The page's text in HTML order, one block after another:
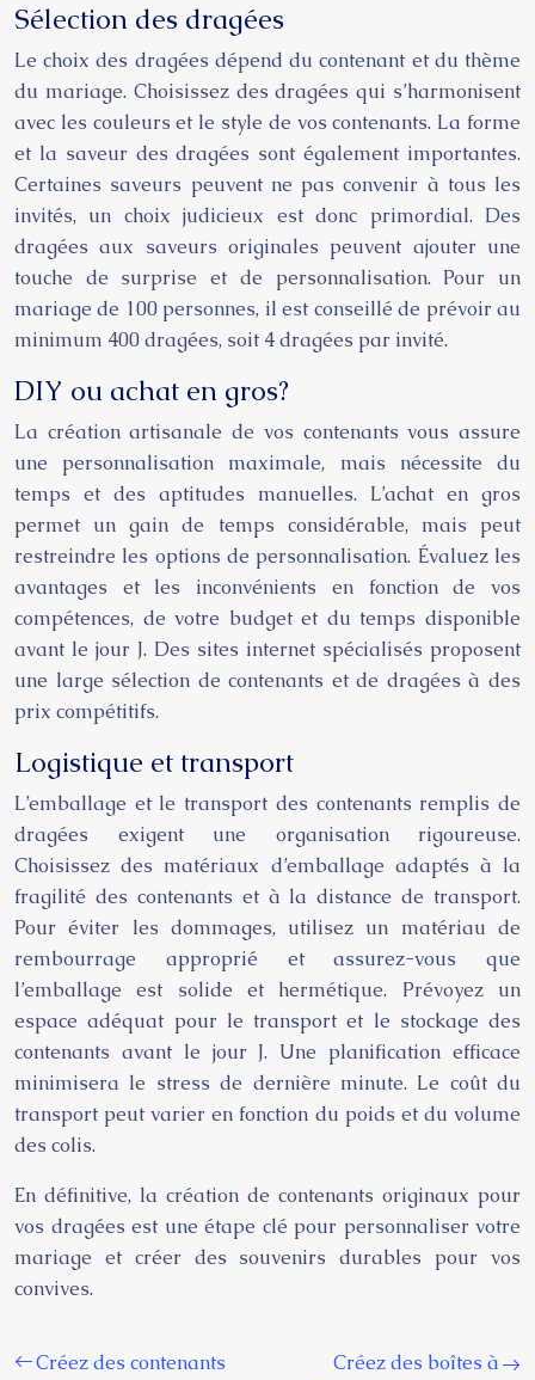
Sélection des dragées
Le choix des dragées dépend du contenant et du thème
du mariage. Choisissez des dragées qui s’harmonisent
avec les couleurs et le style de vos contenants. La forme
et la saveur des dragées sont également importantes.
Certaines saveurs peuvent ne pas convenir à tous les
invités, un choix judicieux est donc primordial. Des
dragées aux saveurs originales peuvent ajouter une
touche de surprise et de personnalisation. Pour un
mariage de 100 personnes, il est conseillé de prévoir au
minimum 400 dragées, soit 4 dragées par invité.
DIY ou achat en gros?
La création artisanale de vos contenants vous assure
une personnalisation maximale, mais nécessite du
temps et des aptitudes manuelles. L’achat en gros
permet un gain de temps considérable, mais peut
restreindre les options de personnalisation. Évaluez les
avantages et les inconvénients en fonction de vos
compétences, de votre budget et du temps disponible
avant le jour J. Des sites internet spécialisés proposent
une large sélection de contenants et de dragées à des
prix compétitifs.
Logistique et transport
L’emballage et le transport des contenants remplis de
dragées exigent une organisation rigoureuse.
Choisissez des matériaux d’emballage adaptés à la
fragilité des contenants et à la distance de transport.
Pour éviter les dommages, utilisez un matériau de
rembourrage approprié et assurez-vous que
l’emballage est solide et hermétique. Prévoyez un
espace adéquat pour le transport et le stockage des
contenants avant le jour J. Une planification efficace
minimisera le stress de dernière minute. Le coût du
transport peut varier en fonction du poids et du volume
des colis.
En définitive, la création de contenants originaux pour
vos dragées est une étape clé pour personnaliser votre
mariage et créer des souvenirs durables pour vos
convives.
Créez des contenants
Créez des boîtes à